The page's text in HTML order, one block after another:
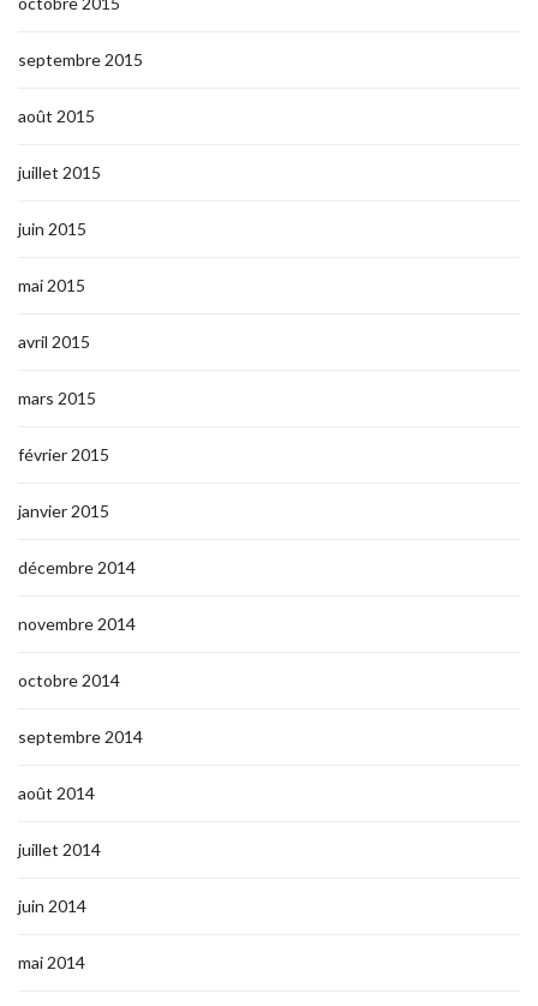
septembre 2015
août 2015
juillet 2015
juin 2015
mai 2015
avril 2015
mars 2015
février 2015
janvier 2015
décembre 2014
novembre 2014
octobre 2014
septembre 2014
août 2014
juillet 2014
juin 2014
mai 2014